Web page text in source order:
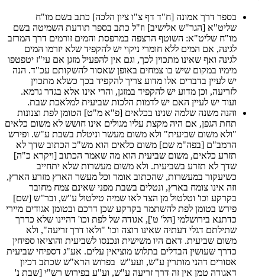
בספר דרך אמונה [ח"ד דף צ"ו ציון הלכה] כתב בשם מו"ח
שליט"א [הגר"ש אלישיב] וז"ל כתב בספר תודעת השמיטה בשם
מו"ח שליט"א: השוטף הרצפה במרפסת והמים זורמים דרך המרזב
לגינה, אם המים ללא חומרי ניקוי יש להקפיד שלא יזרמו המים
לגינה ואף שאינו מתכוין לכך, וגם אין להפעיל מזגן אם עי"ז יטפטפו
מימיו במקום שיש בו צמחים באופן שאסור להשקותם עכ"ד. הנה
יש לעיין בדברים אלו מדוע צריך להקפיד בכך כשלא מתכוין
לזריעה, וכן מדוע יש להקפיד במזגן, והרי אינו אלא בגדר גרמא.
ועוד יש לעיין האם יש לדמות הלכות שביעית למלאכת שבת.
והנה משנה שלמה שנינו בכלאים [פ"א מ"ט] הטומן לפת וצנונות
תחת הגפן, אם היה מקצת עליו מגולים אינו חושש לא משום כלאים
"ולא משום שביעית" ולא משום מעשר וניטלת בשבת ע"ש. ופירש
הרמב"ם [בפה"מ שם] משום כלאים הוא מש"כ הכתוב שדך לא
תזרע כלאים, משום שביעית הוא מה שאמר הכתוב [ויקרא כ"ה]
שדך לא תזרע בשביעית. ולא משום מעשרות שלא יתחייב
כשיעקור במעשרות, שהכתוב אומר וכל מעשר הארץ מזרע הארץ,
וזה אינו צומח בארץ, ונטלים בשבת מפני שאינם צמח מחובר
בקרקע וכו' וטלטול מן הצד לאו שמיה טילטול ע"ש, ובר"ש [שם]
פירש בטומן לפת להשתמר בקרקע שכן דרכם ובטומן אגודים מיירי
כדתנא בירושלמי [הל' ט'], אגודה של לפת וכו' דהיינו שלא כדרך
שתילתם דגלי דעתיה שאינו רוצה וכו' "ולאו דרך זריעה", ולא
משום שביעית. דאם היו משישית ונכנסו לשביעית והוציאו ספיחין
כדרך שעושין הבדלים בתלוש מוציאין עלים. אע"ג דספיחי שביעית
אסורים דהני מותרין ע"ש, ועע"ש בפרוש הרא"ש שכתב דכיון
דאגודה טמן אין זה דרך זריעה ע"ש, וע"ע בפירוש רש"י [שבת נ'